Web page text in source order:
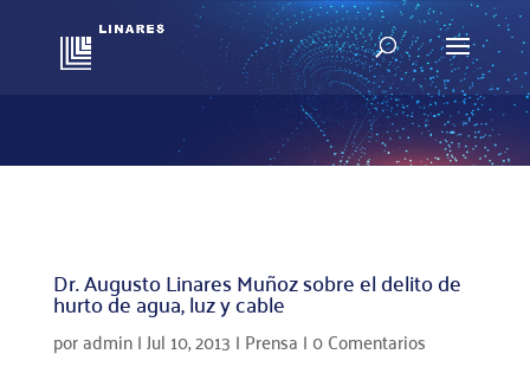
Dr. Augusto Linares Muñoz sobre el delito de
hurto de agua, luz y cable
poradmin|Jul 10, 2013 | Prensa | 0 Comentarios